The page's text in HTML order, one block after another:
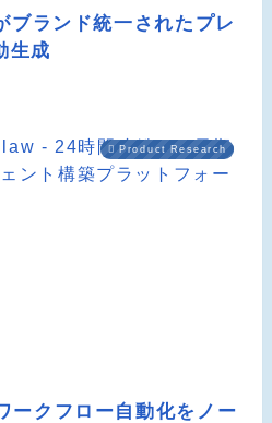
ランド統一されたプレ
生成
Product Research
クフロー自動化をノー